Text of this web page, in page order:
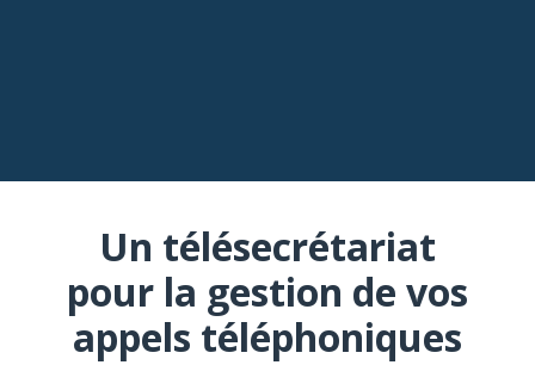
Un télésecrétariat
pour la gestion de vos
appels téléphoniques